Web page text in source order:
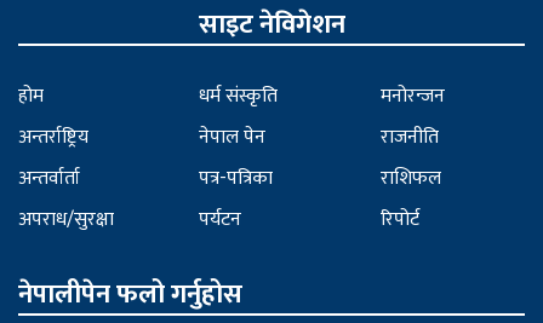
साइट नेविगेशन
होम
अन्तर्राष्ट्रिय
अन्तर्वार्ता
अपराध/सुरक्षा
धर्म संस्कृति
नेपाल पेन
पत्र-पत्रिका
पर्यटन
मनोरन्जन
राजनीति
राशिफल
रिपोर्ट
नेपालीपेन फलो गर्नुहोस